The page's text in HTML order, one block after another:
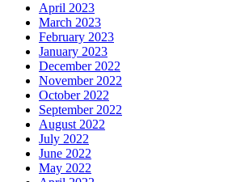
April 2023
March 2023
February 2023
January 2023
December 2022
November 2022
October 2022
September 2022
August 2022
July 2022
June 2022
May 2022